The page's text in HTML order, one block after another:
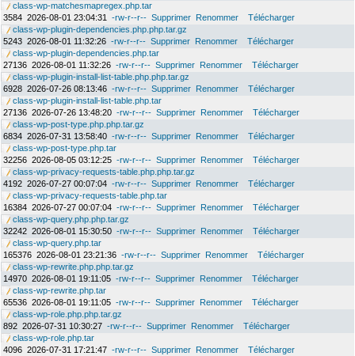
class-wp-matchesmapregex.php.tar
3584 2026-08-01 23:04:31 -rw-r--r-- Supprimer Renommer
Télécharger
class-wp-plugin-dependencies.php.php.tar.gz
5243 2026-08-01 11:32:26 -rw-r--r-- Supprimer Renommer
Télécharger
class-wp-plugin-dependencies.php.tar
27136 2026-08-01 11:32:26 -rw-r--r-- Supprimer Renommer
Télécharger
class-wp-plugin-install-list-table.php.php.tar.gz
6928 2026-07-26 08:13:46 -rw-r--r-- Supprimer Renommer
Télécharger
class-wp-plugin-install-list-table.php.tar
27136 2026-07-26 13:48:20 -rw-r--r-- Supprimer Renommer
Télécharger
class-wp-post-type.php.php.tar.gz
6834 2026-07-31 13:58:40 -rw-r--r-- Supprimer Renommer
Télécharger
class-wp-post-type.php.tar
32256 2026-08-05 03:12:25 -rw-r--r-- Supprimer Renommer
Télécharger
class-wp-privacy-requests-table.php.php.tar.gz
4192 2026-07-27 00:07:04 -rw-r--r-- Supprimer Renommer
Télécharger
class-wp-privacy-requests-table.php.tar
16384 2026-07-27 00:07:04 -rw-r--r-- Supprimer Renommer
Télécharger
class-wp-query.php.php.tar.gz
32242 2026-08-01 15:30:50 -rw-r--r-- Supprimer Renommer
Télécharger
class-wp-query.php.tar
165376 2026-08-01 23:21:36 -rw-r--r-- Supprimer Renommer
Télécharger
class-wp-rewrite.php.php.tar.gz
14970 2026-08-01 19:11:05 -rw-r--r-- Supprimer Renommer
Télécharger
class-wp-rewrite.php.tar
65536 2026-08-01 19:11:05 -rw-r--r-- Supprimer Renommer
Télécharger
class-wp-role.php.php.tar.gz
892 2026-07-31 10:30:27 -rw-r--r-- Supprimer Renommer
Télécharger
class-wp-role.php.tar
4096 2026-07-31 17:21:47 -rw-r--r-- Supprimer Renommer Télécharger